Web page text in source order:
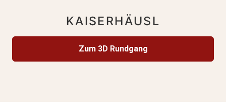
KAISERHÄUSL
Zum 3D Rundgang